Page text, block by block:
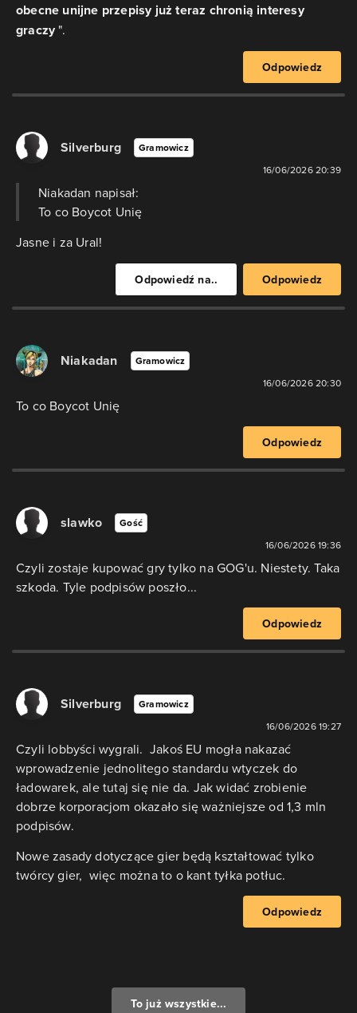
obecne unijne przepisy już teraz chronią interesy
graczy ".
Odpowiedz
Silverburg
Gramowicz
16/06/2026 20:39
Niakadan napisał:
To co Boycot Unię
Jasne i za Ural!
Odpowiedź na.. Odpowiedz
Niakadan
Gramowicz
16/06/2026 20:30
To co Boycot Unię
Odpowiedz
slawko
Gość
16/06/2026 19:36
Czyli zostaje kupować gry tylko na GOG'u. Niestety. Taka
szkoda. Tyle podpisów poszło...
Odpowiedz
Silverburg
Gramowicz
16/06/2026 19:27
Czyli lobbyści wygrali. Jakoś EU mogła nakazać
wprowadzenie jednolitego standardu wtyczek do
ładowarek, ale tutaj się nie da. Jak widać zrobienie
dobrze korporacjom okazało się ważniejsze od 1,3 mln
podpisów.
Nowe zasady dotyczące gier będą kształtować tylko
twórcy gier, więc można to o kant tyłka potłuc.
Odpowiedz
To już wszystkie...